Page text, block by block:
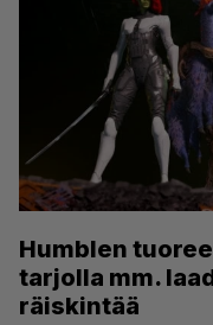
Humblen
tarjolla mm.
räiskintää